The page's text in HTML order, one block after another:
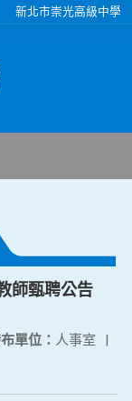
新北市崇光高級中學
師甄聘公告
單位： 人事室 |